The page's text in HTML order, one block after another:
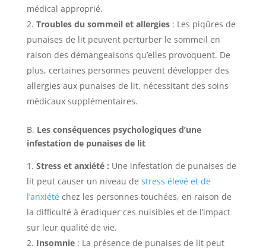
médical approprié.
Troubles du sommeil et allergies: Les piqûres de
punaises de lit peuvent perturber le sommeil en
raison des démangeaisons qu’elles provoquent. De
plus, certaines personnes peuvent développer des
allergies aux punaises de lit, nécessitant des soins
médicaux supplémentaires.
B. Les conséquences psychologiques d’une
infestation de punaises de lit
Stress et anxiété : Une infestation de punaises de
lit peut causer un niveau de stress élevé et de
l’anxiétéchez les personnes touchées, en raison de
la difficulté à éradiquer ces nuisibles et de l’impact
sur leur qualité de vie.
Insomnie: La présence de punaises de lit peut